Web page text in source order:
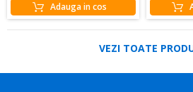
Adauga in cos
VEZI TOATE